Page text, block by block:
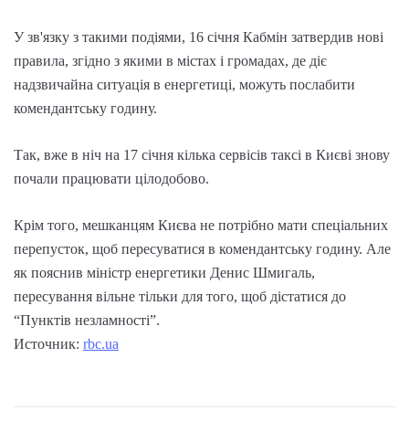
У зв'язку з такими подіями, 16 січня Кабмін затвердив нові
правила, згідно з якими в містах і громадах, де діє
надзвичайна ситуація в енергетиці, можуть послабити
комендантську годину.
Так, вже в ніч на 17 січня кілька сервісів таксі в Києві знову
почали працювати цілодобово.
Крім того, мешканцям Києва не потрібно мати спеціальних
перепусток, щоб пересуватися в комендантську годину. Але
як пояснив міністр енергетики Денис Шмигаль,
пересування вільне тільки для того, щоб дістатися до
“Пунктів незламності”.
Источник: rbc.ua